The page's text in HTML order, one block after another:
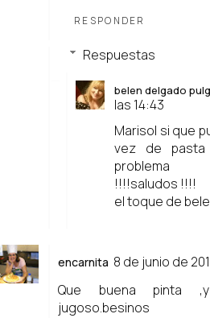
RESPONDER
Respuestas
belen delgado
las 14:43
Marisol si que
vez de pasta
problema
!!!!saludos !!!!
el toque de
encarnita 8 de junio de
Que buena pinta
jugoso.besinos